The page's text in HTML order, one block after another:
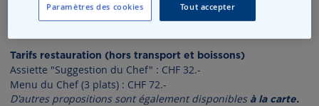
Bienvenue à bord ! Dégustez votre repas tout en profitant
Tarifs restauration (hors transport et boissons)
Assiette "Suggestion du Chef" : CHF 32.-
Menu du Chef (3 plats) : CHF 72.-
D'autres propositions sont également disponibles à la carte.
Paramètres des cookies Tout accepter